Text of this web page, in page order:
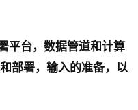
平台，数据管道和计算
部署，输入的准备，以